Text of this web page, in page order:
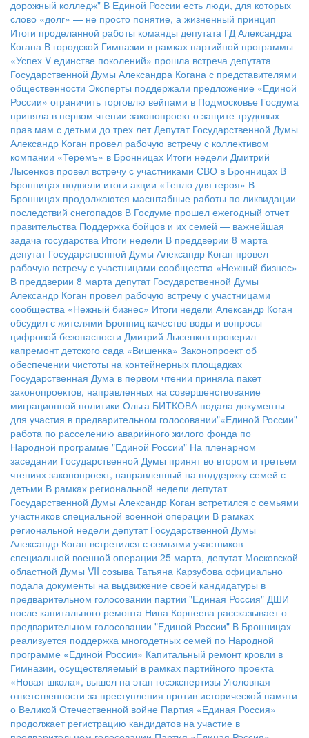
дорожный колледж" В Единой России есть люди, для которых
слово «долг» — не просто понятие, а жизненный принцип
Итоги проделанной работы команды депутата ГД Александра
Когана В городской Гимназии в рамках партийной программы
«Успех V единстве поколений» прошла встреча депутата
Государственной Думы Александра Когана с представителями
общественности Эксперты поддержали предложение «Единой
России» ограничить торговлю вейпами в Подмосковье Госдума
приняла в первом чтении законопроект о защите трудовых
прав мам с детьми до трех лет Депутат Государственной Думы
Александр Коган провел рабочую встречу с коллективом
компании «Теремъ» в Бронницах Итоги недели Дмитрий
Лысенков провел встречу с участниками СВО в Бронницах В
Бронницах подвели итоги акции «Тепло для героя» В
Бронницах продолжаются масштабные работы по ликвидации
последствий снегопадов В Госдуме прошел ежегодный отчет
правительства Поддержка бойцов и их семей — важнейшая
задача государства Итоги недели В преддверии 8 марта
депутат Государственной Думы Александр Коган провел
рабочую встречу с участницами сообщества «Нежный бизнес»
В преддверии 8 марта депутат Государственной Думы
Александр Коган провел рабочую встречу с участницами
сообщества «Нежный бизнес» Итоги недели Александр Коган
обсудил с жителями Бронниц качество воды и вопросы
цифровой безопасности Дмитрий Лысенков проверил
капремонт детского сада «Вишенка» Законопроект об
обеспечении чистоты на контейнерных площадках
Государственная Дума в первом чтении приняла пакет
законопроектов, направленных на совершенствование
миграционной политики Ольга БИТКОВА подала документы
для участия в предварительном голосовании"«Единой России"
работа по расселению аварийного жилого фонда по
Народной программе "Единой России" На пленарном
заседании Государственной Думы принят во втором и третьем
чтениях законопроект, направленный на поддержку семей с
детьми В рамках региональной недели депутат
Государственной Думы Александр Коган встретился с семьями
участников специальной военной операции В рамках
региональной недели депутат Государственной Думы
Александр Коган встретился с семьями участников
специальной военной операции 25 марта, депутат Московской
областной Думы VII созыва Татьяна Карзубова официально
подала документы на выдвижение своей кандидатуры в
предварительном голосовании партии "Единая Россия" ДШИ
после капитального ремонта Нина Корнеева рассказывает о
предварительном голосовании "Единой России" В Бронницах
реализуется поддержка многодетных семей по Народной
программе «Единой России» Капитальный ремонт кровли в
Гимназии, осуществляемый в рамках партийного проекта
«Новая школа», вышел на этап госэкспертизы Уголовная
ответственности за преступления против исторической памяти
о Великой Отечественной войне Партия «Единая Россия»
продолжает регистрацию кандидатов на участие в